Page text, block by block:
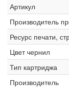
Артикул
Производитель
Ресурс печати,
Цвет чернил
Тип картриджа
Производитель